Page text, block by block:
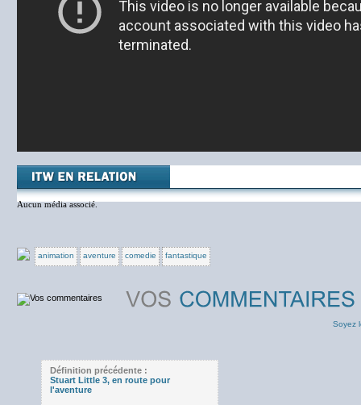
Aucun média associé.
animation aventure comedie fantastique
Soyez
Définition précédente :
Stuart Little 3, en route pour
l'aventure